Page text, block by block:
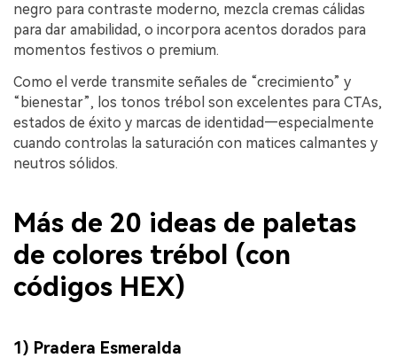
negro para contraste moderno, mezcla cremas cálidas
para dar amabilidad, o incorpora acentos dorados para
momentos festivos o premium.
Como el verde transmite señales de “crecimiento” y
“bienestar”, los tonos trébol son excelentes para CTAs,
estados de éxito y marcas de identidad—especialmente
cuando controlas la saturación con matices calmantes y
neutros sólidos.
Más de 20 ideas de paletas
de colores trébol (con
códigos HEX)
1) Pradera Esmeralda